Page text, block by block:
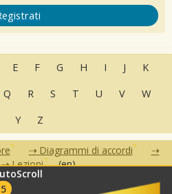
5
E F G H I J
K
Q R S T U V
W
Y Z
Diagrammi di accordi
Lezioni (en)
d'uso Partner•Club